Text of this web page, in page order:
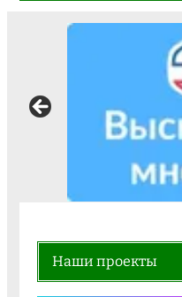
Наши проекты